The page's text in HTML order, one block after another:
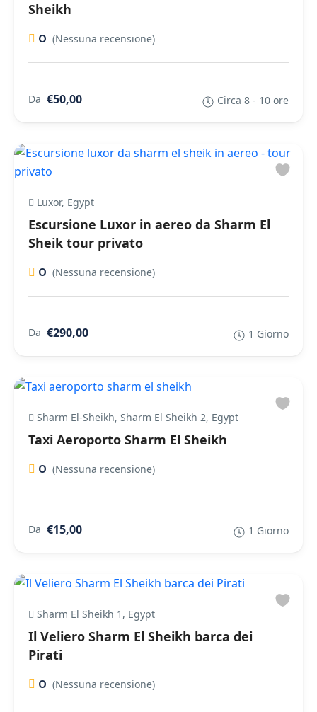
Sheikh
0 (Nessuna recensione)
Da €50,00 Circa 8 - 10 ore
Luxor, Egypt
Escursione Luxor in aereo da Sharm El
Sheik tour privato
0 (Nessuna recensione)
Da €290,00 1 Giorno
Sharm El-Sheikh, Sharm El Sheikh 2, Egypt
Taxi Aeroporto Sharm El Sheikh
0 (Nessuna recensione)
Da €15,00 1 Giorno
Sharm El Sheikh 1, Egypt
Il Veliero Sharm El Sheikh barca dei
Pirati
0 (Nessuna recensione)